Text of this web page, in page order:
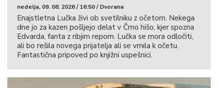
nedelja, 09. 08. 2026 / 16:50 / Dvorana
Enajstletna Lučka živi ob svetilniku z očetom. Nekega
dne jo za kazen pošljejo delat v Črno hišo, kjer spozna
Edvarda, fanta z ribjim repom. Lučka se mora odločiti,
ali bo rešila novega prijatelja ali se vrnila k očetu.
Fantastična pripoved po knjižni uspešnici.